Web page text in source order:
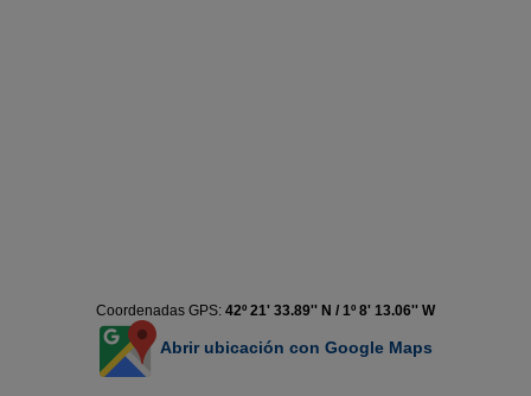
Coordenadas GPS: 42º 21' 33.89'' N / 1º 8' 13.06'' W
Abrir ubicación con Google Maps